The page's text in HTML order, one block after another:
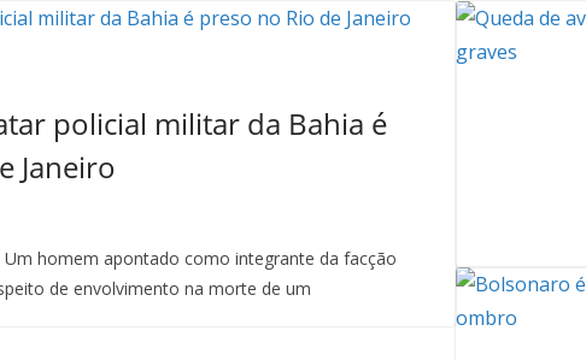
policial militar da Bahia é
Janeiro
Um homem apontado como integrante da facção
de envolvimento na morte de um